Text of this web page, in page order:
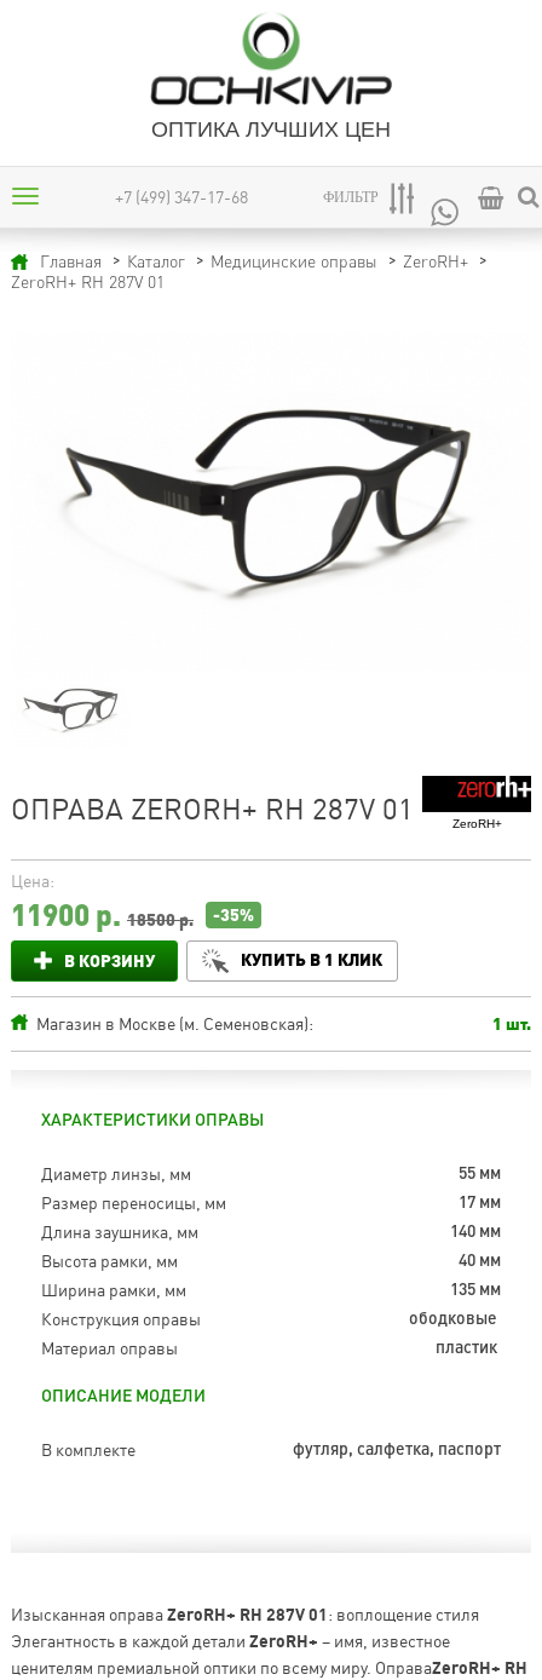
ОПТИКА ЛУЧШИХ ЦЕН
+7 (499) 347-17-68 ФИЛЬТР
Главная Каталог Медицинские оправы
ZeroRH+
ZeroRH+ RH 287V 01
ZeroRH+
ОПРАВА ZERORH+ RH 287V 01
Цена:
11900р. 18500 р. -35%
В КОРЗИНУ КУПИТЬ В 1 КЛИК
Магазин в Москве (м. Семеновская): 1 шт.
ХАРАКТЕРИСТИКИ ОПРАВЫ
Диаметр линзы, мм 55 мм
Размер переносицы, мм 17 мм
Длина заушника, мм 140 мм
Высота рамки, мм 40 мм
Ширина рамки, мм 135 мм
Конструкция оправы ободковые
Материал оправы пластик
ОПИСАНИЕ МОДЕЛИ
В комплекте футляр, салфетка, паспорт
Изысканная оправаZeroRH+ RH 287V 01: воплощение стиля
Элегантность в каждой детали ZeroRH+ – имя, известное
ценителям премиальной оптики по всему миру. ОправаZeroRH+ RH